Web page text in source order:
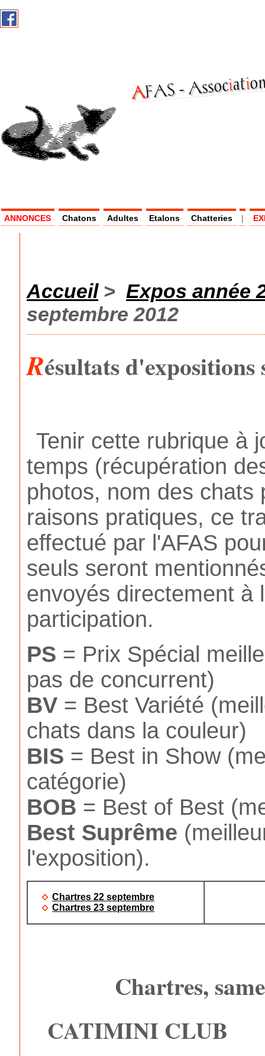
AF
AS -Associati
ANNONCES Chatons Adultes Etalons Chatteries |
Accueil>Expos année
septembre 2012
Résultats d'expositions
Tenir cette rubrique à
temps (récupération
photos, nom des chats
raisons pratiques, ce
effectué par l'AFAS
seuls seront
envoyés directement à
participation.
PS = Prix Spécial
pas de concurrent)
BV = Best Variété
chats dans la couleur)
BIS = Best in Show
catégorie)
BOB = Best of Best
Best Suprême
l'exposition).
Chartres 22 septembre
Chartres 23 septembre
Chartres,
CATIMINI CLUB